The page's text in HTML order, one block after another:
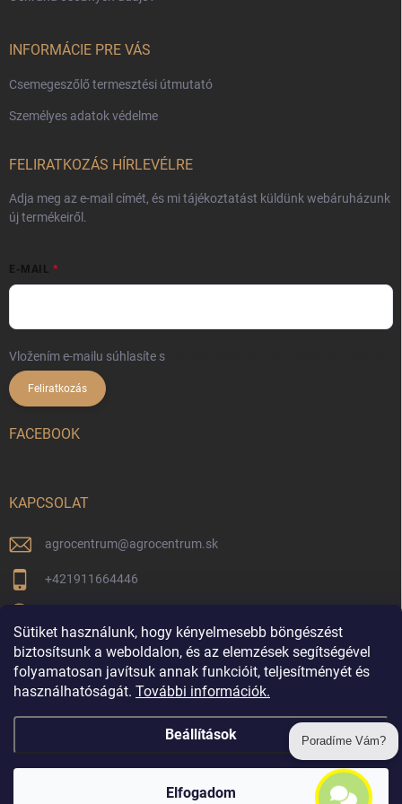
Sütiket használunk, hogy kényelmesebb böngészést
biztosítsunk a weboldalon, és az elemzések segítségével
folyamatosan javítsuk annak funkcióit, teljesítményét és
használhatóságát. További információk.
Beállítások
Elfogadom
INFORMÁCIE PRE VÁS
Csemegeszőlő termesztési útmutató
Személyes adatok védelme
FELIRATKOZÁS HÍRLEVÉLRE
Adja meg az e-mail címét, és mi tájékoztatást küldünk webáruházunk
új termékeiről.
E-MAIL
Vložením e-mailu súhlasíte s
Feliratkozás
FACEBOOK
KAPCSOLAT
agrocentrum@agrocentrum.sk
+421911664446
agrocentrum_topolniky/
Vrátenie tovaru
Nyárasdi Agrocentrum . Minden jog fenntartva.
Poradíme Vám?